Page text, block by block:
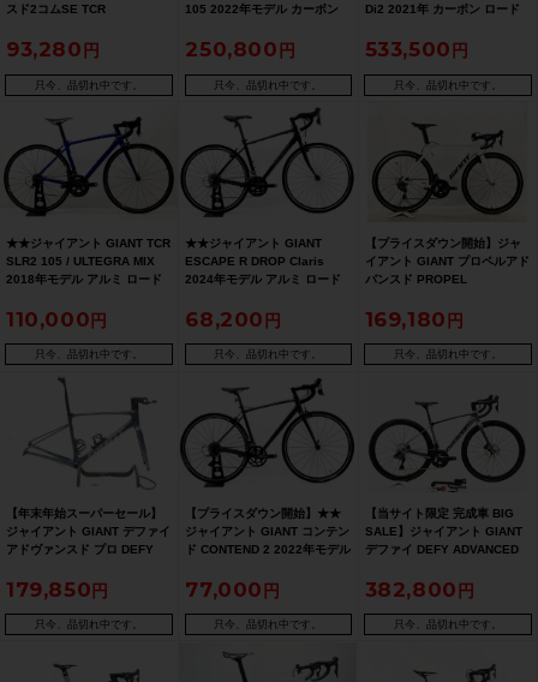
スド2コムSE TCR
2020年 カーボンロードバイク
SALE】
93,280
只今、品切れ中です。
105 2022年モデル カーボン
グレナデン（サイクルパラダ
250,800
只今、品切れ中です。
Di2 2021年 カーボン ロード
ビー/レッド（サイクルパラダ
533,500
只今、品切れ中です。
★★ジャイアント GIANT TCR
SLR2 105 / ULTEGRA MIX
2018年モデル アルミ ロード
ブルー（サイクルパラダイス
山口より配送)
110,000
只今、品切れ中です。
★★ジャイアント GIANT
ESCAPE R DROP Claris
2024年モデル アルミ ロード
ク ドロップハンドル（サイク
ルパラダイス山口より配送)
68,200
只今、品切れ中です。
【プライスダウン開始】ジャ
イアント GIANT プロペルアド
バンスド PROPEL
2020年 カーボンロードバイク
Sサイズ ホワイト【お買い得
SALE】
169,180
只今、品切れ中です。
【年末年始スーパーセール】
ジャイアント GIANT デファイ
アドヴァンスド プロ DEFY
レームセット インターステラ
Sサイズ【期間限定 2026年1
月5日 午前10時迄】
179,850
只今、品切れ中です。
【プライスダウン開始】★★
ジャイアント GIANT コンテン
ド CONTEND 2 2022年モデル
2×8速 コールドアイアン（サ
イクルパラダイス山口より配
送)【お買い得SALE】
77,000
只今、品切れ中です。
【当サイト限定 完成車 BIG
SALE】ジャイアント GIANT
デファイ DEFY ADVANCED
Di2 油圧DISC 2022年 カーボ
ンロードバイク XSサイズ シ
ルバー【期間限定 11/26 午前
10時迄】
382,800
只今、品切れ中です。